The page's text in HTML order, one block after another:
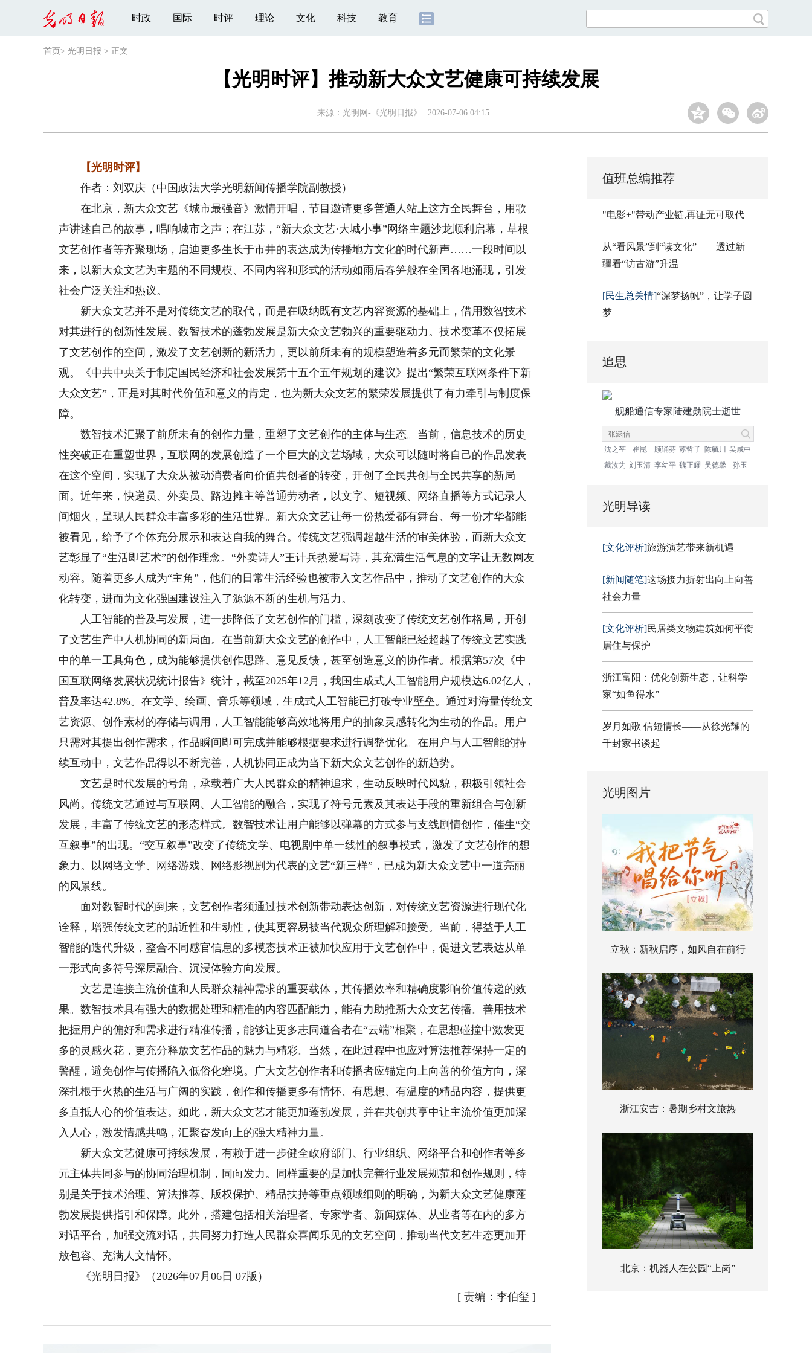
时政 国际 时评 理论 文化 科技 教育
首页 > 光明日报 > 正文
【光明时评】推动新大众文艺健康可持续发展
来源： 光明网-《光明日报》 2026-07-06 04:15
【光明时评】
作者：刘双庆（中国政法大学光明新闻传播学院副教授）
在北京，新大众文艺《城市最强音》激情开唱，节目邀请更多普通人站上这方全民舞台，用歌
声讲述自己的故事，唱响城市之声；在江苏，“新大众文艺·大城小事”网络主题沙龙顺利启幕，草根
文艺创作者等齐聚现场，启迪更多生长于市井的表达成为传播地方文化的时代新声……一段时间以
来，以新大众文艺为主题的不同规模、不同内容和形式的活动如雨后春笋般在全国各地涌现，引发
社会广泛关注和热议。
新大众文艺并不是对传统文艺的取代，而是在吸纳既有文艺内容资源的基础上，借用数智技术
对其进行的创新性发展。数智技术的蓬勃发展是新大众文艺勃兴的重要驱动力。技术变革不仅拓展
了文艺创作的空间，激发了文艺创新的新活力，更以前所未有的规模塑造着多元而繁荣的文化景
观。《中共中央关于制定国民经济和社会发展第十五个五年规划的建议》提出“繁荣互联网条件下新
大众文艺”，正是对其时代价值和意义的肯定，也为新大众文艺的繁荣发展提供了有力牵引与制度保
障。
数智技术汇聚了前所未有的创作力量，重塑了文艺创作的主体与生态。当前，信息技术的历史
性突破正在重塑世界，互联网的发展创造了一个巨大的文艺场域，大众可以随时将自己的作品发表
在这个空间，实现了大众从被动消费者向价值共创者的转变，开创了全民共创与全民共享的新局
面。近年来，快递员、外卖员、路边摊主等普通劳动者，以文字、短视频、网络直播等方式记录人
间烟火，呈现人民群众丰富多彩的生活世界。新大众文艺让每一份热爱都有舞台、每一份才华都能
被看见，给予了个体充分展示和表达自我的舞台。传统文艺强调超越生活的审美体验，而新大众文
艺彰显了“生活即艺术”的创作理念。“外卖诗人”王计兵热爱写诗，其充满生活气息的文字让无数网友
动容。随着更多人成为“主角”，他们的日常生活经验也被带入文艺作品中，推动了文艺创作的大众
化转变，进而为文化强国建设注入了源源不断的生机与活力。
人工智能的普及与发展，进一步降低了文艺创作的门槛，深刻改变了传统文艺创作格局，开创
了文艺生产中人机协同的新局面。在当前新大众文艺的创作中，人工智能已经超越了传统文艺实践
中的单一工具角色，成为能够提供创作思路、意见反馈，甚至创造意义的协作者。根据第57次《中
国互联网络发展状况统计报告》统计，截至2025年12月，我国生成式人工智能用户规模达6.02亿人，
普及率达42.8%。在文学、绘画、音乐等领域，生成式人工智能已打破专业壁垒。通过对海量传统文
艺资源、创作素材的存储与调用，人工智能能够高效地将用户的抽象灵感转化为生动的作品。用户
只需对其提出创作需求，作品瞬间即可完成并能够根据要求进行调整优化。在用户与人工智能的持
续互动中，文艺作品得以不断完善，人机协同正成为当下新大众文艺创作的新趋势。
文艺是时代发展的号角，承载着广大人民群众的精神追求，生动反映时代风貌，积极引领社会
风尚。传统文艺通过与互联网、人工智能的融合，实现了符号元素及其表达手段的重新组合与创新
发展，丰富了传统文艺的形态样式。数智技术让用户能够以弹幕的方式参与支线剧情创作，催生“交
互叙事”的出现。“交互叙事”改变了传统文学、电视剧中单一线性的叙事模式，激发了文艺创作的想
象力。以网络文学、网络游戏、网络影视剧为代表的文艺“新三样”，已成为新大众文艺中一道亮丽
的风景线。
面对数智时代的到来，文艺创作者须通过技术创新带动表达创新，对传统文艺资源进行现代化
诠释，增强传统文艺的贴近性和生动性，使其更容易被当代观众所理解和接受。当前，得益于人工
智能的迭代升级，整合不同感官信息的多模态技术正被加快应用于文艺创作中，促进文艺表达从单
一形式向多符号深层融合、沉浸体验方向发展。
文艺是连接主流价值和人民群众精神需求的重要载体，其传播效率和精确度影响价值传递的效
果。数智技术具有强大的数据处理和精准的内容匹配能力，能有力助推新大众文艺传播。善用技术
把握用户的偏好和需求进行精准传播，能够让更多志同道合者在“云端”相聚，在思想碰撞中激发更
多的灵感火花，更充分释放文艺作品的魅力与精彩。当然，在此过程中也应对算法推荐保持一定的
警醒，避免创作与传播陷入低俗化窘境。广大文艺创作者和传播者应锚定向上向善的价值方向，深
深扎根于火热的生活与广阔的实践，创作和传播更多有情怀、有思想、有温度的精品内容，提供更
多直抵人心的价值表达。如此，新大众文艺才能更加蓬勃发展，并在共创共享中让主流价值更加深
入人心，激发情感共鸣，汇聚奋发向上的强大精神力量。
新大众文艺健康可持续发展，有赖于进一步健全政府部门、行业组织、网络平台和创作者等多
元主体共同参与的协同治理机制，同向发力。同样重要的是加快完善行业发展规范和创作规则，特
别是关于技术治理、算法推荐、版权保护、精品扶持等重点领域细则的明确，为新大众文艺健康蓬
勃发展提供指引和保障。此外，搭建包括相关治理者、专家学者、新闻媒体、从业者等在内的多方
对话平台，加强交流对话，共同努力打造人民群众喜闻乐见的文艺空间，推动当代文艺生态更加开
放包容、充满人文情怀。
《光明日报》（2026年07月06日 07版）
[ 责编：李伯玺 ]
值班总编推荐
"电影+"带动产业链,再证无可取代
从“看风景”到“读文化”——透过新
疆看“访古游”升温
[民生总关情]“深梦扬帆”，让学子圆
梦
追思
舰船通信专家陆建勋院士逝世
沈之荃 崔崑 顾诵芬 苏哲子 陈毓川
吴咸中
戴汝为 刘玉清 李幼平 魏正耀 吴德馨 孙玉
光明导读
[文化评析]旅游演艺带来新机遇
[新闻随笔]这场接力折射出向上向善
社会力量
[文化评析]民居类文物建筑如何平衡
居住与保护
浙江富阳：优化创新生态，让科学
家“如鱼得水”
岁月如歌 信短情长——从徐光耀的
千封家书谈起
光明图片
立秋：新秋启序，如风自在前行
浙江安吉：暑期乡村文旅热
北京：机器人在公园“上岗”